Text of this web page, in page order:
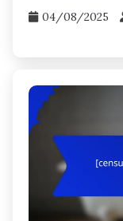
04/08/2025